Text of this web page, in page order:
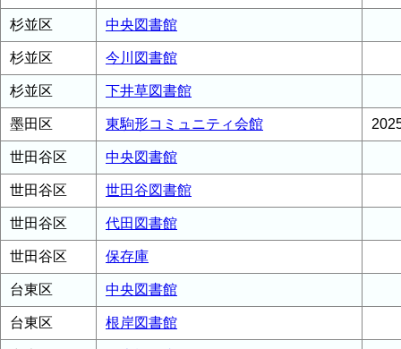
杉並区 中央図書館
杉並区 今川図書館
杉並区 下井草図書館
墨田区 東駒形コミュニティ会館
世田谷区 中央図書館
世田谷区 世田谷図書館
世田谷区 代田図書館
世田谷区 保存庫
台東区 中央図書館
台東区 根岸図書館